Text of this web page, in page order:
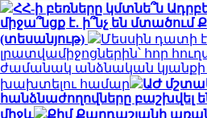
ՀՀ-ի բեռները կմտնե՞ն
միջա՞նցք է․ ի՞նչ են
(տեսանյութ)
Մեսսին դատի
լրատվամիջոցներին՝ հոր
ժամանակ անձնական կյանքի
խախտելու համար
ԱԺ
հանձնաժողովները բաշխվել
միջև
Քիմ Քարդաշյանի